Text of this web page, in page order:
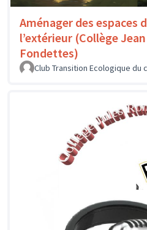
Aménager des espaces
l’extérieur (Collège
Fondettes)
Club Transition Ecologique